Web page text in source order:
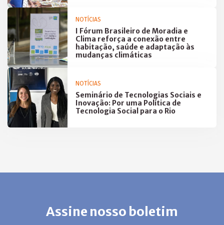
NOTÍCIAS
I Fórum Brasileiro de Moradia e
Clima reforça a conexão entre
habitação, saúde e adaptação às
mudanças climáticas
NOTÍCIAS
Seminário de Tecnologias Sociais e
Inovação: Por uma Política de
Tecnologia Social para o Rio
Assine nosso boletim